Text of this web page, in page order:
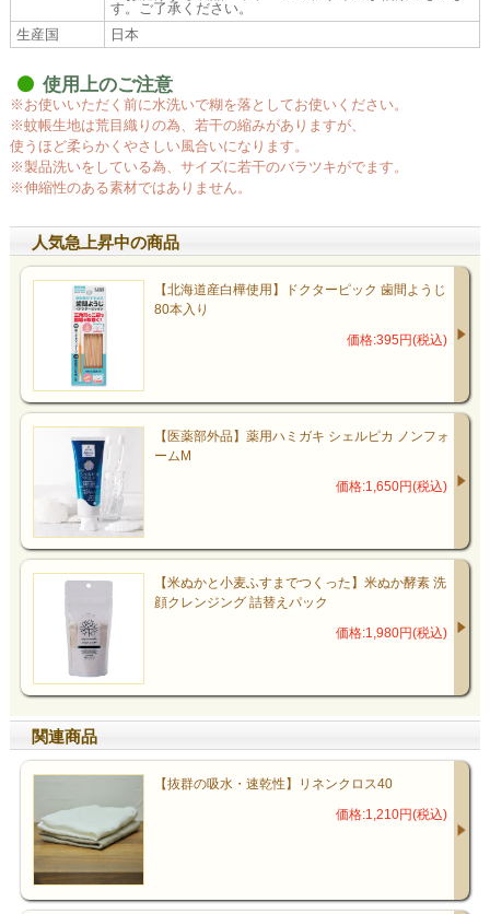
す。ご了承ください。
生産国
日本
使用上のご注意
※お使いいただく前に水洗いで糊を落としてお使いください。
※蚊帳生地は荒目織りの為、若干の縮みがありますが、
使うほど柔らかくやさしい風合いになります。
※製品洗いをしている為、サイズに若干のバラツキがでます。
※伸縮性のある素材ではありません。
人気急上昇中の商品
【北海道産白樺使用】ドクターピック 歯間ようじ
80本入り
価格:395円(税込)
【医薬部外品】薬用ハミガキ シェルピカ ノンフォ
ームM
価格:1,650円(税込)
【米ぬかと小麦ふすまでつくった】米ぬか酵素 洗
顔クレンジング 詰替えパック
価格:1,980円(税込)
関連商品
【抜群の吸水・速乾性】リネンクロス40
価格:1,210円(税込)